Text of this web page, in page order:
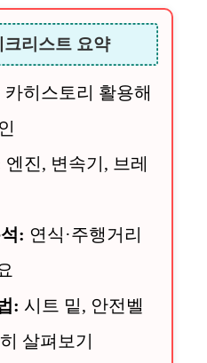
크리스트 요약
카히스토리 활용해
엔진, 변속기, 브레
: 연식·주행거리
: 시트 밑, 안전벨
살펴보기